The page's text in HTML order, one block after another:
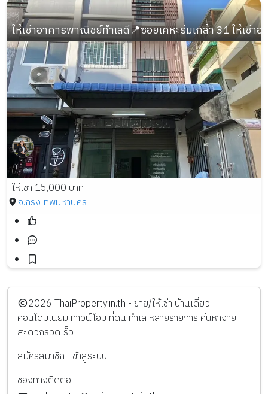
ให้เช่าอาคารพาณิชย์ทำเลดี📍ซอยเคหะร่มเกล้า 31 ให้เช่
ให้เช่า 15,000 บาท
จ.กรุงเทพมหานคร
️2026 ThaiProperty.in.th - ขาย/ให้เช่า บ้านเดี่ยว
คอนโดมิเนียม ทาวน์โฮม ที่ดิน ทำเล หลายรายการ ค้นหาง่าย
สะดวกรวดเร็ว
สมัครสมาชิก เข้าสู่ระบบ
ช่องทางติดต่อ